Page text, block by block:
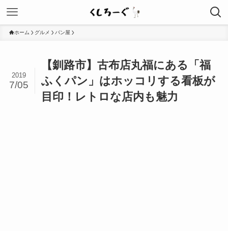
ホーム グルメ パン屋
【釧路市】古布店丸福にある「福
ふくパン」はホッコリする看板が
目印！レトロな店内も魅力
2019
7/05